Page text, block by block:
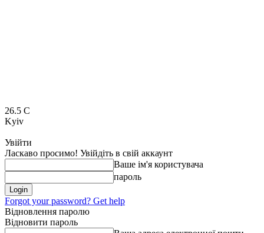
26.5 C
Kyiv
Увійти
Ласкаво просимо! Увійдіть в свій аккаунт
Ваше ім'я користувача
пароль
Forgot your password? Get help
Відновлення паролю
Відновити пароль